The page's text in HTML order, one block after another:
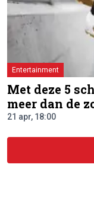
Entertainment
Met deze 5
meer dan de
21 apr, 18:00